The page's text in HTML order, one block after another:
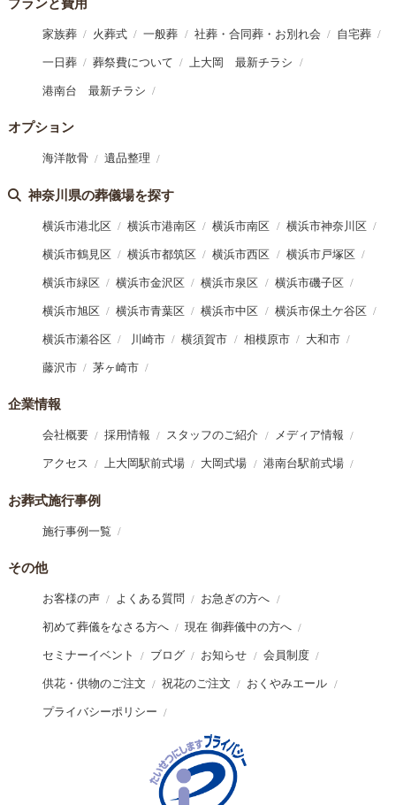
家族葬 火葬式 一般葬 社葬・合同葬・お別れ会 自宅葬
一日葬 葬祭費について 上大岡 最新チラシ
港南台 最新チラシ
オプション
海洋散骨 遺品整理
神奈川県の葬儀場を探す
横浜市港北区 横浜市港南区 横浜市南区 横浜市神奈川区
横浜市鶴見区 横浜市都筑区 横浜市西区 横浜市戸塚区
横浜市緑区 横浜市金沢区 横浜市泉区 横浜市磯子区
横浜市旭区 横浜市青葉区 横浜市中区 横浜市保土ケ谷区
横浜市瀬谷区 川崎市 横須賀市 相模原市 大和市
藤沢市 茅ヶ崎市
企業情報
会社概要 採用情報 スタッフのご紹介 メディア情報
アクセス 上大岡駅前式場 大岡式場 港南台駅前式場
お葬式施行事例
施行事例一覧
その他
お客様の声 よくある質問 お急ぎの方へ
初めて葬儀をなさる方へ 現在 御葬儀中の方へ
セミナーイベント ブログ お知らせ 会員制度
供花・供物のご注文 祝花のご注文 おくやみエール
プライバシーポリシー